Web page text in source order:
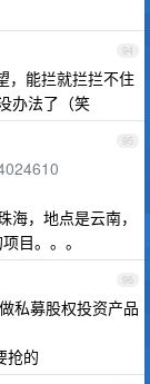
94
，能拦就拦拦不住
办法了（笑
95
海，地点是云南，
目。。。
96
私募股权投资产品
抢的